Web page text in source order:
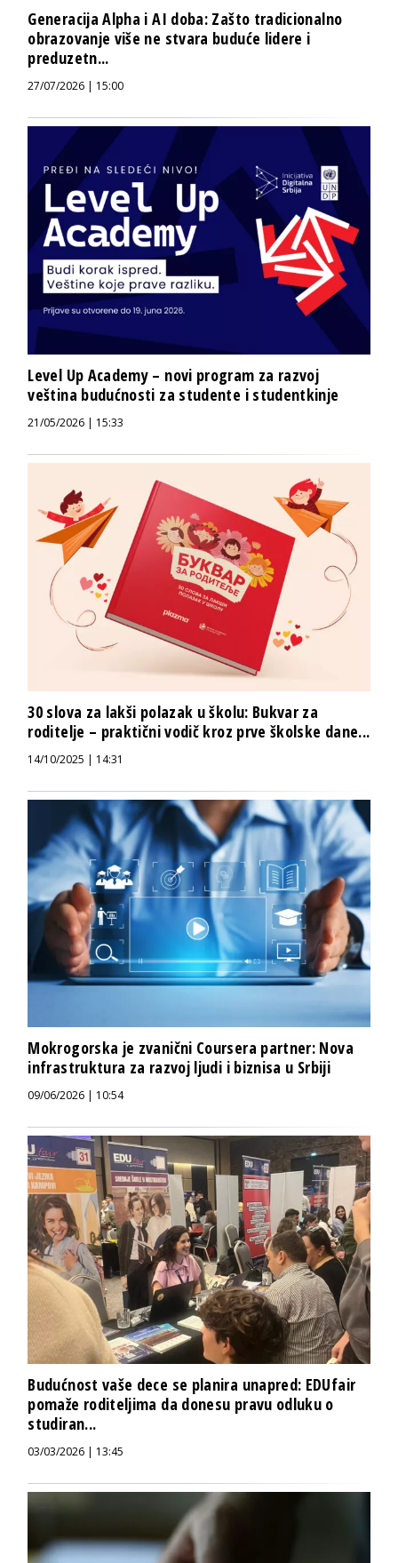
Generacija Alpha i AI doba: Zašto tradicionalno
obrazovanje više ne stvara buduće lidere i
preduzetn...
27/07/2026 | 15:00
Level Up Academy – novi program za razvoj
veština budućnosti za studente i studentkinje
21/05/2026 | 15:33
30 slova za lakši polazak u školu: Bukvar za
roditelje – praktični vodič kroz prve školske dane...
14/10/2025 | 14:31
Mokrogorska je zvanični Coursera partner: Nova
infrastruktura za razvoj ljudi i biznisa u Srbiji
09/06/2026 | 10:54
Budućnost vaše dece se planira unapred: EDUfair
pomaže roditeljima da donesu pravu odluku o
studiran...
03/03/2026 | 13:45